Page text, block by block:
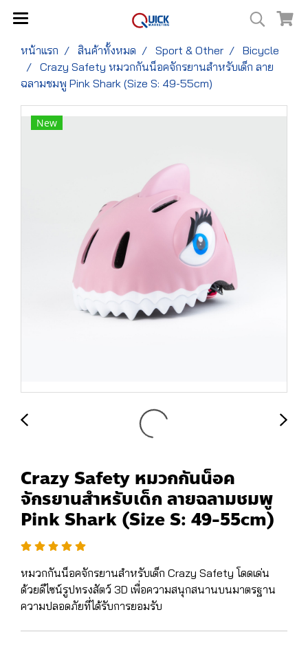
หน้าแรก สินค้าทั้งหมด Sport & Other
Bicycle
Crazy Safety หมวกกันน็อคจักรยานสำหรับเด็ก ลาย
ฉลามชมพู Pink Shark (Size S: 49-55cm)
New
Crazy Safety หมวกกันน็อค
จักรยานสำหรับเด็ก ลายฉลามชมพู
Pink Shark (Size S: 49-55cm)
หมวกกันน็อคจักรยานสำหรับเด็ก Crazy Safety โดดเด่น
ด้วยดีไซน์รูปทรงสัตว์ 3D เพื่อความสนุกสนานบนมาตรฐาน
ความปลอดภัยที่ได้รับการยอมรับ